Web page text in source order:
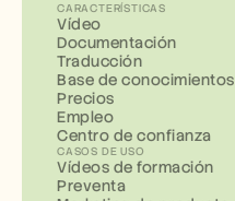
CARACTERÍSTICAS
Vídeo
Documentación
Traducción
Base de conocimientos
Precios
Empleo
Centro de confianza
CASOS DE USO
Vídeos de formación
Preventa